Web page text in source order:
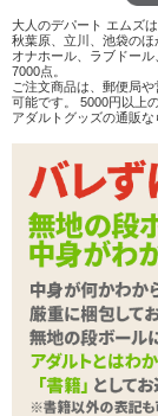
ジャージを
✓ 各所のライン
などとも相性良
✓ ショーツはサ
付属しません
<メーカーコメント
スポーティーなラ
ジャージとショー
ら上も下もメッシ
これは運動するに
ジャージはフロン
です。
※ソックスは付属
※実際の色、柄等
大人のデパート エムズ
秋葉原、立川、池袋のほ
オナホール、ラブドー
7000点。
ご注文商品は、郵便局
可能です。 5000円以上
アダルトグッズの通販な